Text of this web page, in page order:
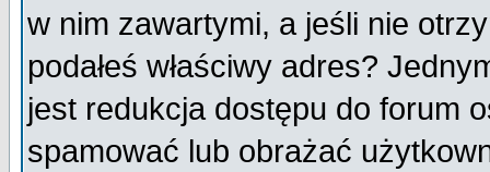
w nim zawartymi, a jeśli nie
podałeś właściwy adres?
jest redukcja dostępu do forum
spamować lub obrażać